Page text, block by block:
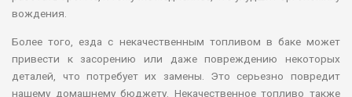
вождения.
Более того, езда с некачественным топливом в баке может
привести к засорению или даже повреждению некоторых
деталей, что потребует их замены. Это серьезно повредит
нашему домашнему бюджету. Некачественное топливо также